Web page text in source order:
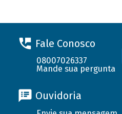
Fale Conosco
08007026337
Mande sua pergunta
Ouvidoria